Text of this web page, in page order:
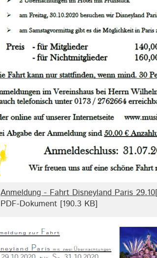
Anmeldung - Fahrt Disneyland Paris
PDF-Dokument [190.3 KB]